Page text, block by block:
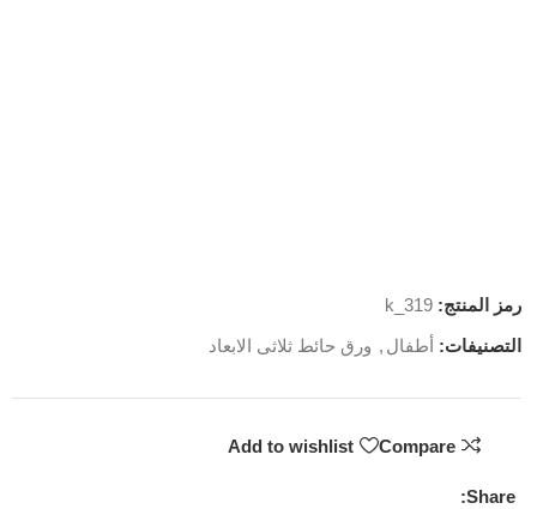
رمز المنتج:k_319
التصنيفات: أطفال , ورق حائط ثلاثى الابعاد
Compare
Add to wishlist
Share: